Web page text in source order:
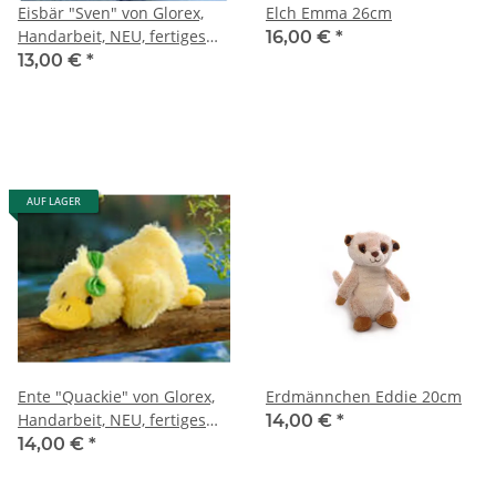
Eisbär "Sven" von Glorex,
Handarbeit, NEU, fertiges
Kuscheltier, Babygeschenk
13,00 € *
Elch Emma 26cm
16,00 € *
AUF LAGER
Ente "Quackie" von Glorex,
Handarbeit, NEU, fertiges
Kuscheltier, Ostern
14,00 € *
Erdmännchen Eddie 20cm
14,00 € *